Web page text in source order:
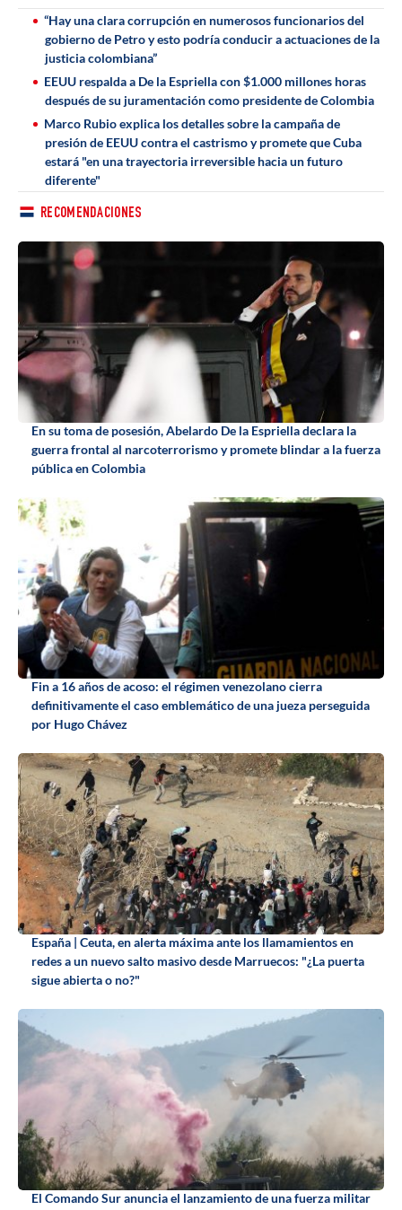
“Hay una clara corrupción en numerosos funcionarios del
gobierno de Petro y esto podría conducir a actuaciones de la
justicia colombiana”
EEUU respalda a De la Espriella con $1.000 millones horas
después de su juramentación como presidente de Colombia
Marco Rubio explica los detalles sobre la campaña de
presión de EEUU contra el castrismo y promete que Cuba
estará "en una trayectoria irreversible hacia un futuro
diferente"
RECOMENDACIONES
En su toma de posesión, Abelardo De la Espriella declara la
guerra frontal al narcoterrorismo y promete blindar a la fuerza
pública en Colombia
Fin a 16 años de acoso: el régimen venezolano cierra
definitivamente el caso emblemático de una jueza perseguida
por Hugo Chávez
España | Ceuta, en alerta máxima ante los llamamientos en
redes a un nuevo salto masivo desde Marruecos: "¿La puerta
sigue abierta o no?"
El Comando Sur anuncia el lanzamiento de una fuerza militar